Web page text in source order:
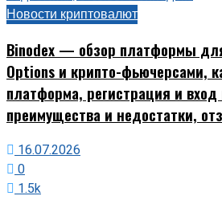
Новости криптовалют
Binodex — обзор платформы
Options и крипто-фьючерсами,
платформа, регистрация и
преимущества и недостатки,
16.07.2026
0
1.5k